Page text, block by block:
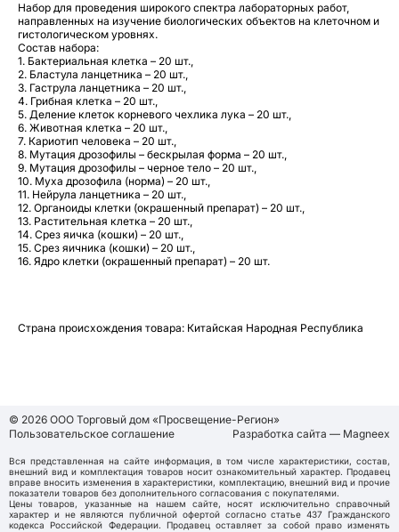
Набор для проведения широкого спектра лабораторных работ,
направленных на изучение биологических объектов на клеточном и
гистологическом уровнях.
Состав набора:
1. Бактериальная клетка – 20 шт.,
2. Бластула ланцетника – 20 шт.,
3. Гаструла ланцетника – 20 шт.,
4. Грибная клетка – 20 шт.,
5. Деление клеток корневого чехлика лука – 20 шт.,
6. Животная клетка – 20 шт.,
7. Кариотип человека – 20 шт.,
8. Мутация дрозофилы – бескрылая форма – 20 шт.,
9. Мутация дрозофилы – черное тело – 20 шт.,
10. Муха дрозофила (норма) – 20 шт.,
11. Нейрула ланцетника – 20 шт.,
12. Органоиды клетки (окрашенный препарат) – 20 шт.,
13. Растительная клетка – 20 шт.,
14. Срез яичка (кошки) – 20 шт.,
15. Срез яичника (кошки) – 20 шт.,
16. Ядро клетки (окрашенный препарат) – 20 шт.
Страна происхождения товара: Китайская Народная Республика
© 2026 ООО Торговый дом «Просвещение-Регион»
Пользовательское соглашение
Разработка сайта — Magneex
Вся представленная на сайте информация, в том числе характеристики, состав,
внешний вид и комплектация товаров носит ознакомительный характер. Продавец
вправе вносить изменения в характеристики, комплектацию, внешний вид и прочие
показатели товаров без дополнительного согласования с покупателями.
Цены товаров, указанные на нашем сайте, носят исключительно справочный
характер и не являются публичной офертой согласно статье 437 Гражданского
кодекса Российской Федерации. Продавец оставляет за собой право изменять